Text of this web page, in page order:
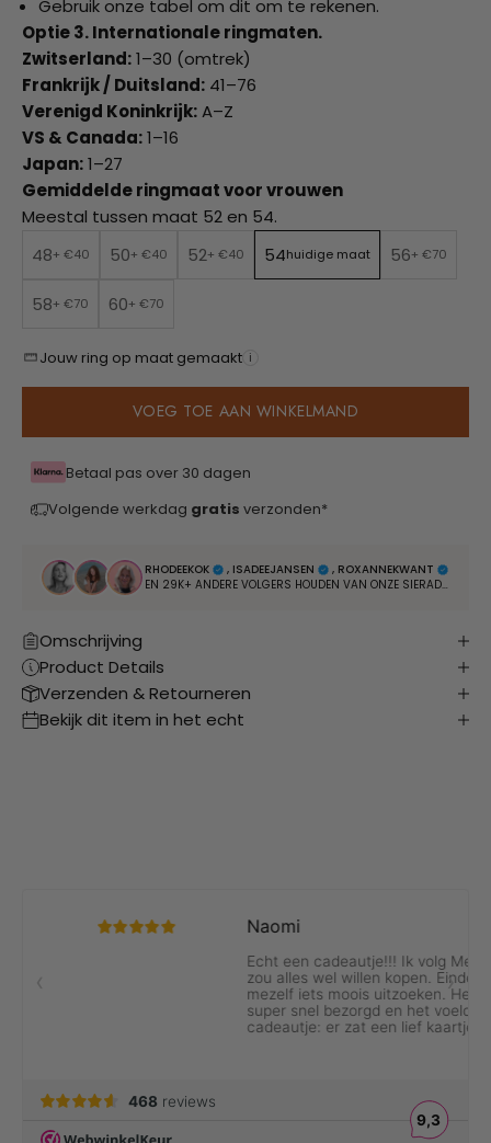
Gebruik onze tabel om dit om te rekenen.
Optie 3. Internationale ringmaten.
Zwitserland:1–30 (omtrek)
Frankrijk / Duitsland: 41–76
Verenigd Koninkrijk:A–Z
VS & Canada:1–16
Japan:1–27
Gemiddelde ringmaat voor vrouwen
Meestal tussen maat 52 en 54.
48+ €40 50+ €40 52+ €40 54huidige maat 56+ €70
58+ €70 60+ €70
Jouw ring op maat gemaakt i
VOEG TOE AAN WINKELMAND
Betaal pas over 30 dagen
Volgende werkdag gratis verzonden*
RHODEEKOK , ISADEEJANSEN
, ROXANNEKWANT
EN 29K+ ANDERE VOLGERS HOUDEN VAN ONZE SIERADEN
Omschrijving
Product Details
Verzenden & Retourneren
Bekijk dit item in het echt